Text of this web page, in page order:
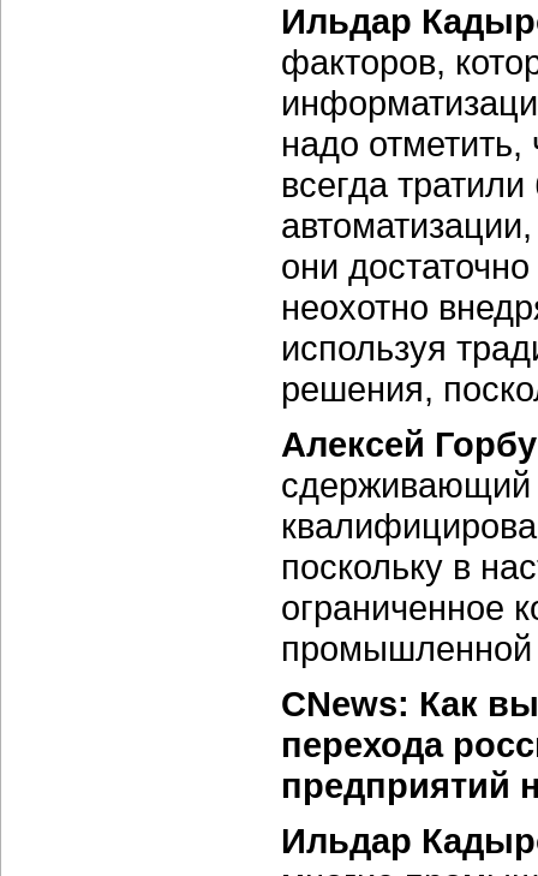
Ильдар
факторов,
надо
всегда
они
неохотно
используя
решения,
Алексей
сдерживающий
поскольку в
ограниченное
промышленной
CNews: Как
перехода
предприятий
Ильдар